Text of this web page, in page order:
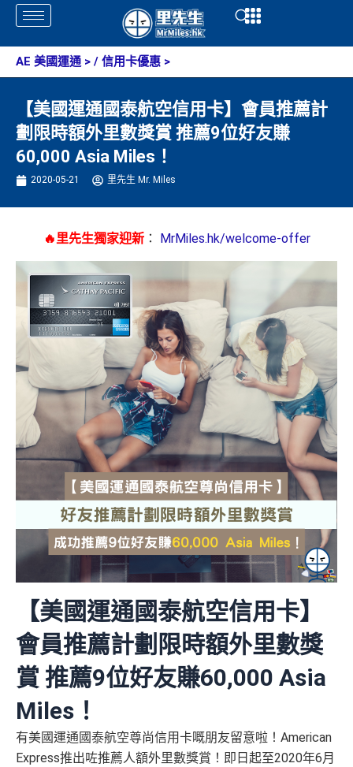
Skip
content
Open
AE 美國運通 > / 信用卡優惠 >
【美國運通國泰航空信用卡】會員推薦計
劃限時額外里數獎賞 推薦9位好友賺
60,000 Asia Miles！
2020-05-21 里先生 Mr. Miles
🔥里先生獨家迎新： MrMiles.hk/welcome-offer
【美國運通國泰航空信用卡】
會員推薦計劃限時額外里數獎
賞 推薦9位好友賺60,000 Asia
Miles！
有美國運通國泰航空尊尚信用卡嘅朋友留意啦！American
Express推出咗推薦人額外里數獎賞！即日起至2020年6月